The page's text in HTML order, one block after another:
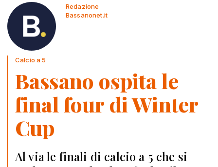
Redazione
Bassanonet.it
Calcio a 5
Bassano ospita le
final four di Winter
Cup
Al via le finali di calcio a 5 che si